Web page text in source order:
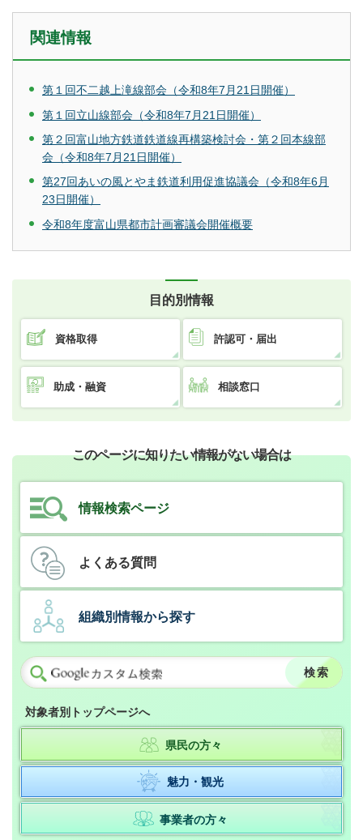
関連情報
第１回不二越上滝線部会（令和8年7月21日開催）
第１回立山線部会（令和8年7月21日開催）
第２回富山地方鉄道鉄道線再構築検討会・第２回本線部
会（令和8年7月21日開催）
第27回あいの風とやま鉄道利用促進協議会（令和8年6月
23日開催）
令和8年度富山県都市計画審議会開催概要
目的別情報
資格取得 許認可・届出
助成・融資 相談窓口
このページに知りたい情報がない場合は
情報検索ページ
よくある質問
組織別情報から探す
対象者別トップページへ
県民の方々
魅力・観光
事業者の方々